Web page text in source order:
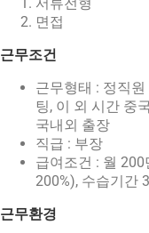
면접
근무조건
근무형태 : 정직
팅, 이 외 시간 중
국내외 출장
직급 : 부장
급여조건 : 월
200%), 수습기간
근무환경